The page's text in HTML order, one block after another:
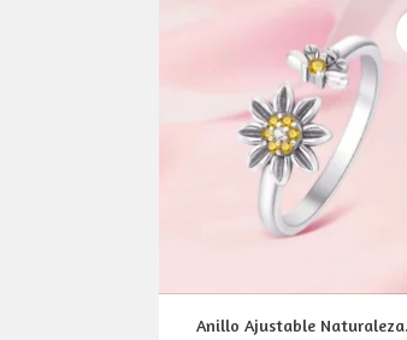
Vista rápida
Anillo Ajustable